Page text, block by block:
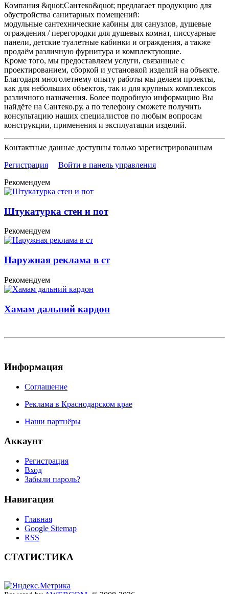
Компания &quot;Сантеко&quot; предлагает продукцию для
обустройства санитарных помещений:
модульные сантехнические кабины для санузлов, душевые
ограждения / перегородки для душевых комнат, писсуарные
панели, детские туалетные кабинки и ограждения, а также
продаём различную фурнитура и комплектующие.
Кроме того, мы предоставляем услуги, связанные с
проектированием, сборкой и установкой изделий на объекте.
Благодаря многолетнему опыту работы мы делаем проекты,
как для небольших объектов, так и для крупных комплексов
различного назначения. Более подробную информацию Вы
найдёте на Сантеко.ру, а по телефону сможете получить
консультацию наших специалистов по любым вопросам
конструкции, применения и эксплуатации изделий.
Контактные данные доступны только зарегистрированным
Регистрация
Войти в панель управления
Рекомендуем
Штукатурка стен и пот
Рекомендуем
Наружная реклама в ст
Рекомендуем
Хамам дальний кардон
Информация
Соглашение
Реклама в Краснодарском крае
Наши партнёры
Аккаунт
Регистрация
Вход
Забыли пароль?
Навигация
Главная
Google Sitemap
RSS
СТАТИСТИКА